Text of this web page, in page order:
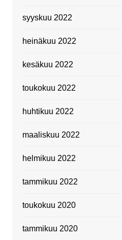
syyskuu 2022
heinäkuu 2022
kesäkuu 2022
toukokuu 2022
huhtikuu 2022
maaliskuu 2022
helmikuu 2022
tammikuu 2022
toukokuu 2020
tammikuu 2020